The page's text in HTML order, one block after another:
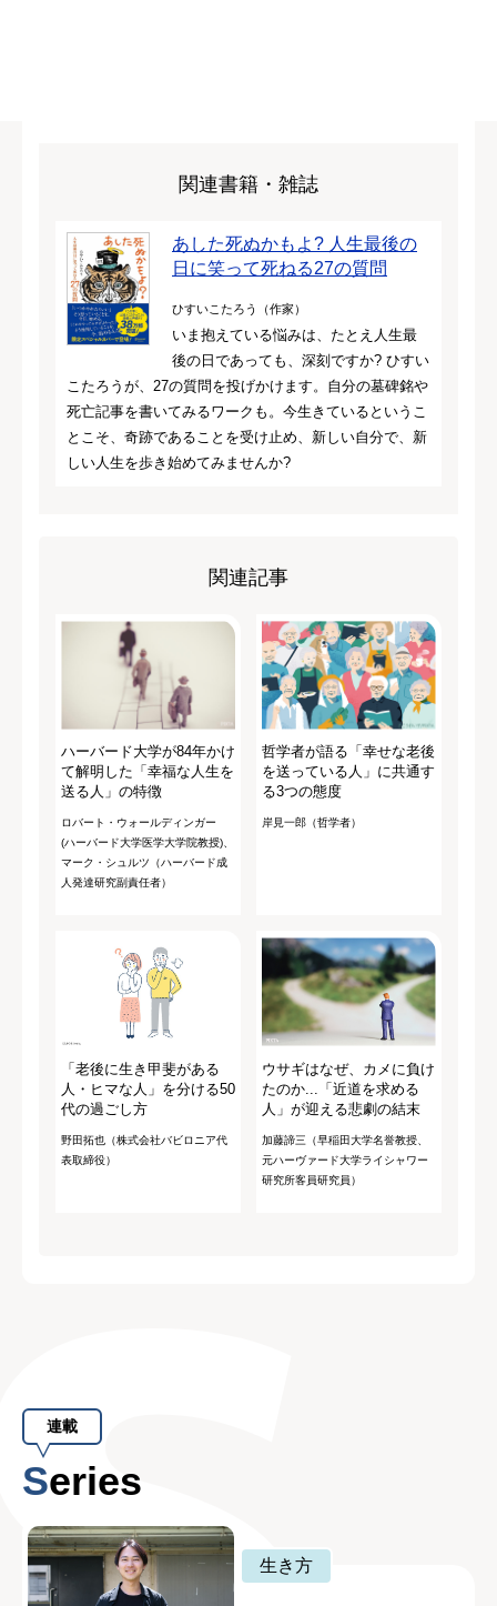
関連書籍・雑誌
あした死ぬかもよ? 人生最後の
日に笑って死ねる27の質問
ひすいこたろう（作家）
いま抱えている悩みは、たとえ人生最
後の日であっても、深刻ですか? ひすい
こたろうが、27の質問を投げかけます。自分の墓碑銘や
死亡記事を書いてみるワークも。今生きているというこ
とこそ、奇跡であることを受け止め、新しい自分で、新
しい人生を歩き始めてみませんか?
関連記事
ハーバード大学が84年かけ
て解明した「幸福な人生を
送る人」の特徴
ロバート・ウォールディンガー
(ハーバード大学医学大学院教授)、
マーク・シュルツ（ハーバード成
人発達研究副責任者）
哲学者が語る「幸せな老後
を送っている人」に共通す
る3つの態度
岸見一郎（哲学者）
「老後に生き甲斐がある
人・ヒマな人」を分ける50
代の過ごし方
野田拓也（株式会社バビロニア代
表取締役）
ウサギはなぜ、カメに負け
たのか...「近道を求める
人」が迎える悲劇の結末
加藤諦三（早稲田大学名誉教授、
元ハーヴァード大学ライシャワー
研究所客員研究員）
連載
Series
生き方